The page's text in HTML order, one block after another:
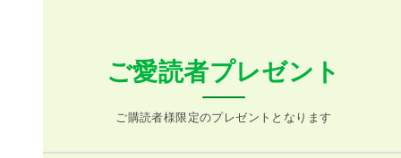
ご愛読者プレゼント
ご購読者様限定のプレゼントとなります